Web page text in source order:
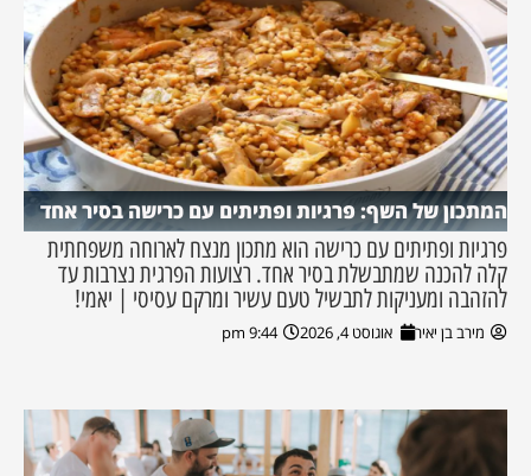
המתכון של השף: פרגיות ופתיתים עם כרישה בסיר אחד
פרגיות ופתיתים עם כרישה הוא מתכון מנצח לארוחה משפחתית
קלה להכנה שמתבשלת בסיר אחד. רצועות הפרגית נצרבות עד
להזהבה ומעניקות לתבשיל טעם עשיר ומרקם עסיסי | יאמי!
מירב בן יאיר אוגוסט 4, 2026 9:44 pm